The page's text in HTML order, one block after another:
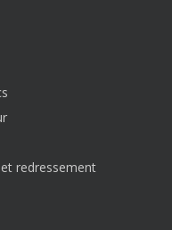
redressement